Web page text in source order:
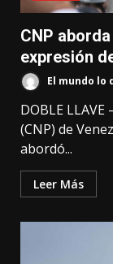
CNP
expresión
El mundo lo
DOBLE
(CNP) de
abordó...
Leer Más